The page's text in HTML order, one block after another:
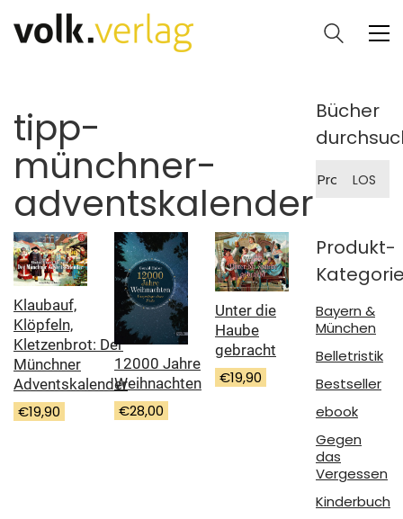
tipp-
münchner-
adventskalender
Klaubauf,
Klöpfeln,
Kletzenbrot: Der
Münchner
Adventskalender
€19,90
12000 Jahre
Weihnachten
€28,00
Unter die
Haube
gebracht
€19,90
Bücher
nach:
LOS
Produkt-
Bayern &
München
Belletristik
Bestseller
ebook
Gegen
das
Vergessen
Kinderbuch